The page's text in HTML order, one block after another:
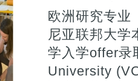
欧洲研究专业
尼亚联邦大学
学入学offer录
University